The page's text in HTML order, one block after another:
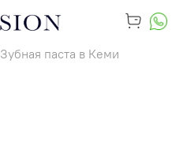
Зубная паста в Кеми